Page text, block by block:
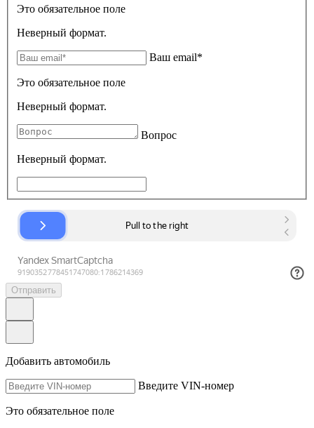
Это обязательное поле
Неверный формат.
Ваш email*
Это обязательное поле
Неверный формат.
Вопрос
Неверный формат.
Отправить
Добавить автомобиль
Введите VIN-номер
Это обязательное поле